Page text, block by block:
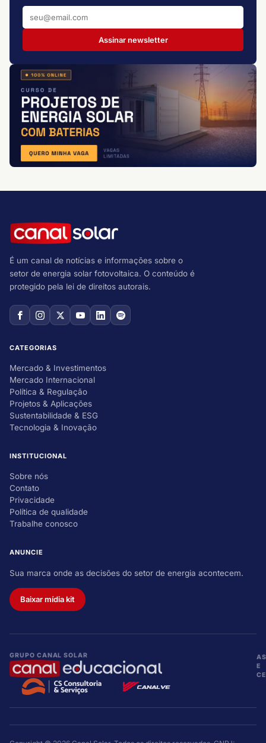
Assinar newsletter
É um canal de notícias e informações sobre o
setor de energia solar fotovoltaica. O conteúdo é
protegido pela lei de direitos autorais.
CATEGORIAS
Mercado & Investimentos
Mercado Internacional
Política & Regulação
Projetos & Aplicações
Sustentabilidade & ESG
Tecnologia & Inovação
INSTITUCIONAL
Sobre nós
Contato
Privacidade
Política de qualidade
Trabalhe conosco
ANUNCIE
Sua marca onde as decisões do setor de energia acontecem.
Baixar mídia kit
GRUPO CANAL SOLAR
E